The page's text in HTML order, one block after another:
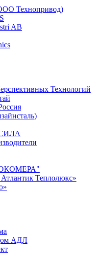
Технопривод)
AB
Технологий
Теплолюкс»
АДЛ